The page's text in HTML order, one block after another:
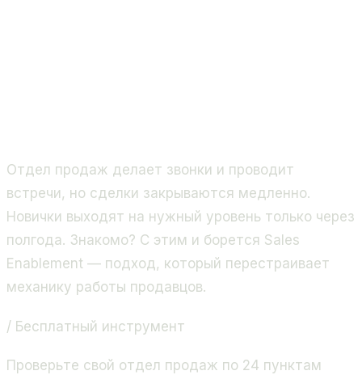
Отдел продаж делает звонки и проводит
встречи, но сделки закрываются медленно.
Новички выходят на нужный уровень только через
полгода. Знакомо? С этим и борется Sales
Enablement — подход, который перестраивает
механику работы продавцов.
/ Бесплатный инструмент
Проверьте свой отдел продаж по 24 пунктам